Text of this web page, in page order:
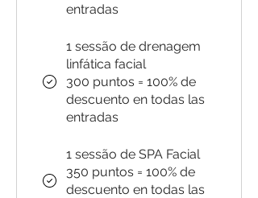
entradas
1 sessão de drenagem
linfática facial
300 puntos = 100% de
descuento en todas las
entradas
1 sessão de SPA Facial
350 puntos = 100% de
descuento en todas las